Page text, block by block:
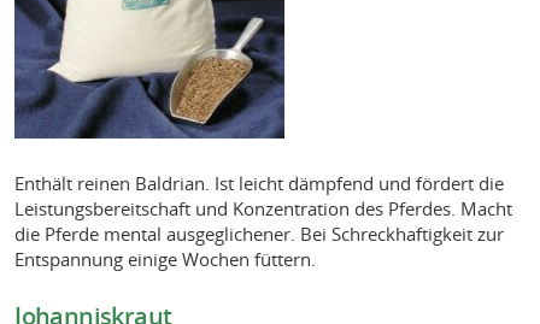
Enthält reinen Baldrian. Ist leicht dämpfend und fördert die
Leistungsbereitschaft und Konzentration des Pferdes. Macht
die Pferde mental ausgeglichener. Bei Schreckhaftigkeit zur
Entspannung einige Wochen füttern.
Johanniskraut